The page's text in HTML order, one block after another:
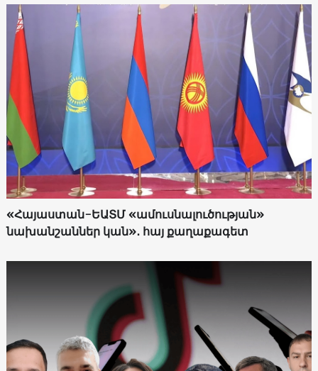
«Հայաստան-ԵԱՏՄ «ամուսնալուծության»
նախանշաններ կան»․ հայ քաղաքագետ